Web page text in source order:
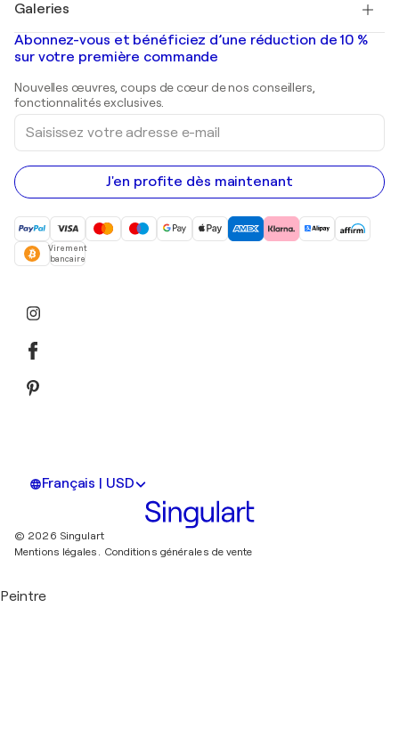
Banksy
Mr. Brainwash
Shepard Fairey
Tableaux abstraits à vendre
Peintures de paysage
Estampes
Peintures acryliques
Galeries
Galeries d'art en France
Galeries d'art en Belgique
Abonnez-vous et bénéficiez d’une réduction de 10 %
sur votre première commande
Nouvelles œuvres, coups de cœur de nos conseillers,
fonctionnalités exclusives.
Saisissez
votre
adresse
e-
mail
J'en profite dès maintenant
Virement
bancaire
Français | USD
© 2026 Singulart
Mentions légales. Conditions générales de vente
Peintre